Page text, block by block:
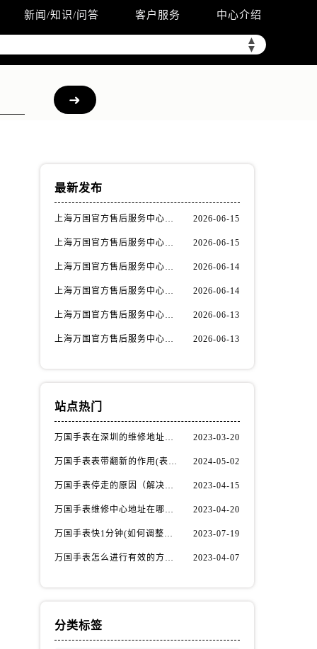
新闻/知识/问答 客户服务 中心介绍
▲
▼
最新发布
上海万国官方售后服务中心｜详细地址与售后电话权威信息公示（2026年6月最新） 2026-06-15
上海万国官方售后服务中心｜最新电话及地址权威信息公示（2026年6月最新） 2026-06-15
上海万国官方售后服务中心｜网点地址及热线权威信息公示（2026年6月最新） 2026-06-14
上海万国官方售后服务中心｜网点地址与服务热线权威信息公示（2026年6月最新） 2026-06-14
上海万国官方售后服务中心｜全部网点地址电话权威信息公示（2026年6月最新） 2026-06-13
上海万国官方售后服务中心｜服务热线及办公地址权威信息公示（2026年6月最新） 2026-06-13
站点热门
万国手表在深圳的维修地址在哪了（万国手表如何更换表带） 2023-03-20
万国手表表带翻新的作用(表带翻新有什么用) 2024-05-02
万国手表停走的原因（解决方法） 2023-04-15
万国手表维修中心地址在哪呢？ 2023-04-20
万国手表快1分钟(如何调整时间准确无误) 2023-07-19
万国手表怎么进行有效的方法进行消磁呢(机械手表消磁) 2023-04-07
分类标签